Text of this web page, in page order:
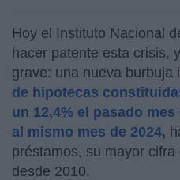
Hoy el Instituto Nacional
hacer patente esta crisis,
grave: una nueva burbuja
de hipotecas
un 12,4% el pasado
al mismo mes de 2024,
préstamos, su mayor
desde 2010.